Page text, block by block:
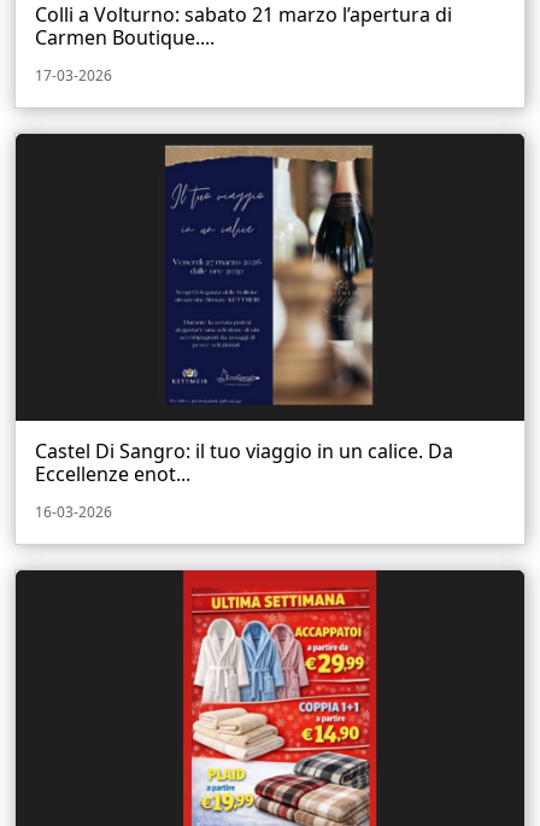
Colli a Volturno: sabato 21 marzo l’apertura di
Carmen Boutique....
17-03-2026
Castel Di Sangro: il tuo viaggio in un calice. Da
Eccellenze enot...
16-03-2026